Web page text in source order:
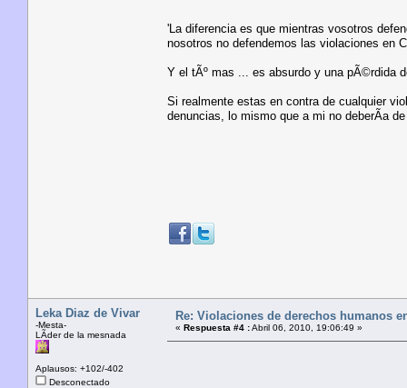
'La diferencia es que mientras vosotros
nosotros no defendemos las violaciones en
Y el tÃº mas ... es absurdo y una pÃ©rdida
Si realmente estas en contra de cualquier
denuncias, lo mismo que a mi no deberÃ­a
Leka Diaz de Vivar
-Mesta-
LÃ­der de la mesnada
Aplausos: +102/-402
Desconectado
Re: Violaciones de derechos humanos
« Respuesta #4 :Abril 06, 2010, 19:06:49 »